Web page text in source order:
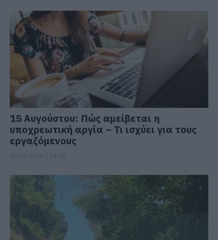
15 Αυγούστου: Πώς αμείβεται η
υποχρεωτική αργία – Τι ισχύει για τους
εργαζόμενους